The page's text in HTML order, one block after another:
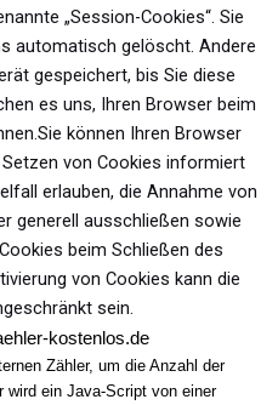
„Session-Cookies“. Sie
automatisch gelöscht. Andere
gespeichert, bis Sie diese
es uns, Ihren Browser beim
Sie können Ihren Browser
von Cookies informiert
erlauben, die Annahme von
generell ausschließen sowie
beim Schließen des
von Cookies kann die
sein.
kostenlos.de
Zähler, um die Anzahl der
wird ein Java-Script von einer